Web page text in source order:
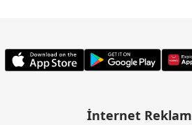
İnternet Reklam